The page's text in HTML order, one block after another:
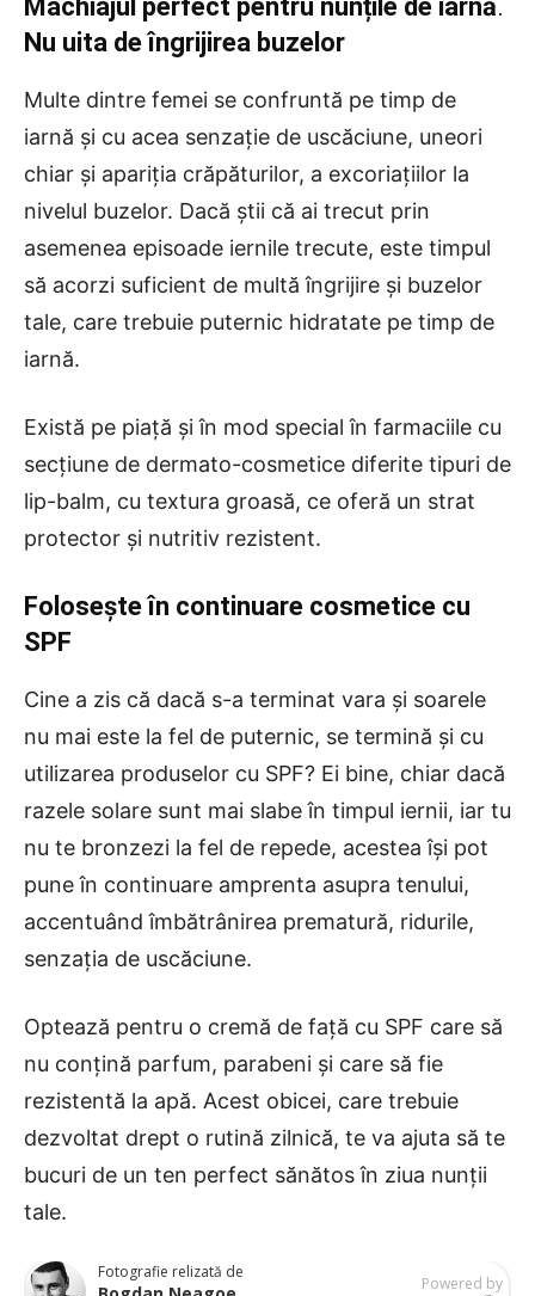
Machiajul perfect pentru nunțile de iarnă.
Nu uita de îngrijirea buzelor
Multe dintre femei se confruntă pe timp de
iarnă și cu acea senzație de uscăciune, uneori
chiar și apariția crăpăturilor, a excoriațiilor la
nivelul buzelor. Dacă știi că ai trecut prin
asemenea episoade iernile trecute, este timpul
să acorzi suficient de multă îngrijire și buzelor
tale, care trebuie puternic hidratate pe timp de
iarnă.
Există pe piață și în mod special în farmaciile cu
secțiune de dermato-cosmetice diferite tipuri de
lip-balm, cu textura groasă, ce oferă un strat
protector și nutritiv rezistent.
Folosește în continuare cosmetice cu
SPF
Cine a zis că dacă s-a terminat vara și soarele
nu mai este la fel de puternic, se termină și cu
utilizarea produselor cu SPF? Ei bine, chiar dacă
razele solare sunt mai slabe în timpul iernii, iar tu
nu te bronzezi la fel de repede, acestea își pot
pune în continuare amprenta asupra tenului,
accentuând îmbătrânirea prematură, ridurile,
senzația de uscăciune.
Optează pentru o cremă de față cu SPF care să
nu conțină parfum, parabeni și care să fie
rezistentă la apă. Acest obicei, care trebuie
dezvoltat drept o rutină zilnică, te va ajuta să te
bucuri de un ten perfect sănătos în ziua nunții
tale.